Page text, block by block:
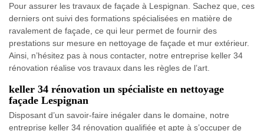
Pour assurer les travaux de façade à Lespignan. Sachez que, ces
derniers ont suivi des formations spécialisées en matière de
ravalement de façade, ce qui leur permet de fournir des
prestations sur mesure en nettoyage de façade et mur extérieur.
Ainsi, n’hésitez pas à nous contacter, notre entreprise keller 34
rénovation réalise vos travaux dans les règles de l’art.
keller 34 rénovation un spécialiste en nettoyage
façade Lespignan
Disposant d’un savoir-faire inégaler dans le domaine, notre
entreprise keller 34 rénovation qualifiée et apte à s’occuper de